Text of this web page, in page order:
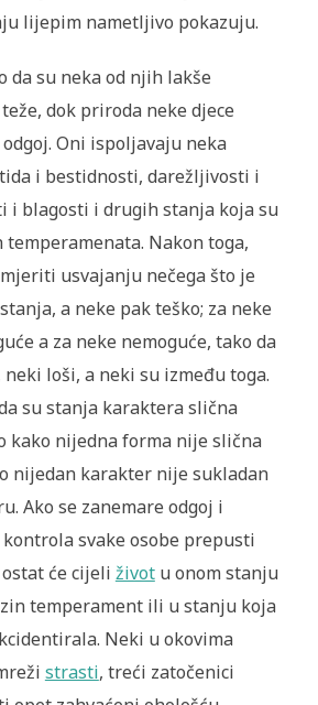
lijepim nametljivo pokazuju.
da su neka od njih lakše
dok priroda neke djece
Oni ispoljavaju neka
i bestidnosti, darežljivosti i
i blagosti i drugih stanja koja su
Nakon toga,
usvajanju nečega što je
a neke pak teško; za neke
a za neke nemoguće, tako da
loši, a neki su između toga.
su stanja karaktera slična
kako nijedna forma nije slična
nijedan karakter nije sukladan
Ako se zanemare odgoj i
svake osobe prepusti
će cijeli životu onom stanju
temperament ili u stanju koja
Neki u okovima
strasti, treći zatočenici